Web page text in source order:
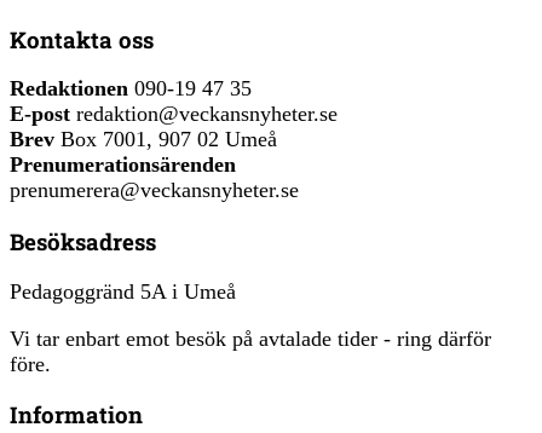
Kontakta oss
Redaktionen 090-19 47 35
E-post redaktion@veckansnyheter.se
Brev Box 7001, 907 02 Umeå
Prenumerationsärenden
prenumerera@veckansnyheter.se
Besöksadress
Pedagoggränd 5A i Umeå
Vi tar enbart emot besök på avtalade tider - ring därför
före.
Information